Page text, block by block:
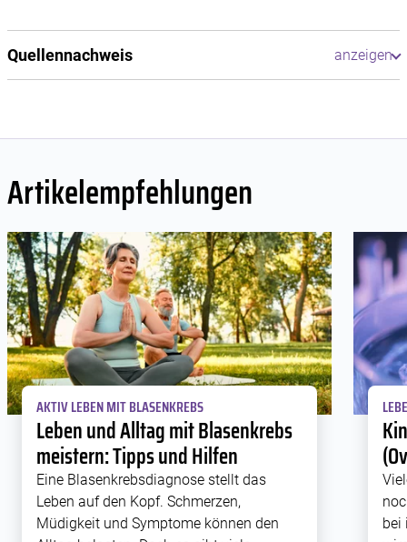
Quellennachweis
Artikelempfehlungen
AKTIV LEBEN MIT BLASENKREBS
Leben und Alltag mit Blasenkrebs
meistern: Tipps und Hilfen
Eine Blasenkrebsdiagnose stellt das
Leben auf den Kopf. Schmerzen,
Müdigkeit und Symptome können den
bei